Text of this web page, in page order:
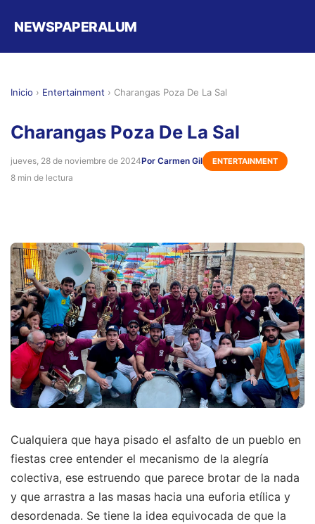
NEWSPAPERALUM
Inicio › Entertainment › Charangas Poza De La Sal
Charangas Poza De La Sal
jueves, 28 de noviembre de 2024Por Carmen Gil ENTERTAINMENT
8 min de lectura
Cualquiera que haya pisado el asfalto de un pueblo en
fiestas cree entender el mecanismo de la alegría
colectiva, ese estruendo que parece brotar de la nada
y que arrastra a las masas hacia una euforia etílica y
desordenada. Se tiene la idea equivocada de que la